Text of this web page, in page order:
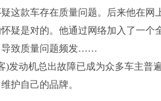
这款车存在质量问题。后来他在网
疑是对的。他通过网络加入了一个
导致质量问题频发……
动机总出故障已成为众多车主普
护自己的品牌。